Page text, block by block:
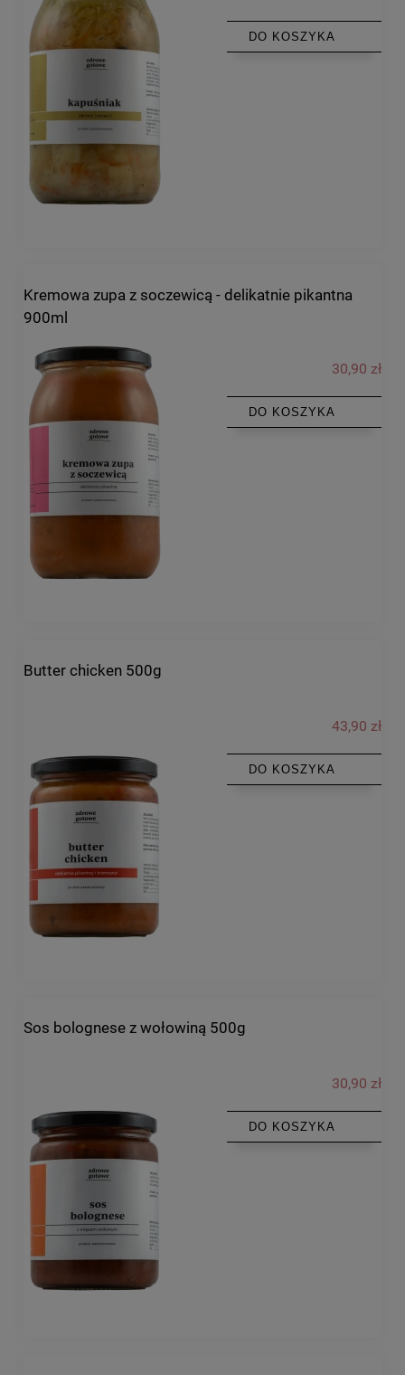
DO KOSZYKA
Kremowa zupa z soczewicą - delikatnie pikantna
900ml
30,90 zł
DO KOSZYKA
Butter chicken 500g
43,90 zł
DO KOSZYKA
Sos bolognese z wołowiną 500g
30,90 zł
DO KOSZYKA